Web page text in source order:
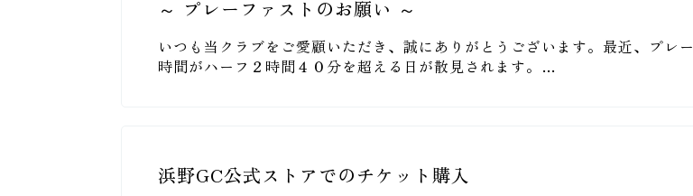
～ プレーファストのお願い ～
いつも当クラブをご愛顧いただき、誠にありがとうございます。最近、プレー
時間がハーフ２時間４０分を超える日が散見されます。…
浜野GC公式ストアでのチケット購入